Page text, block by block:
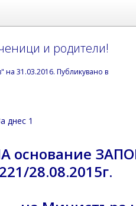
и родители!
на 31.03.2016. Публикувано в
днес 1
основание
28.08.2015г.